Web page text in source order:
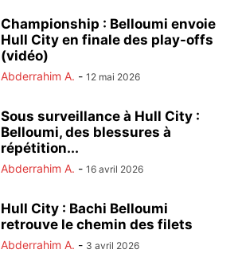
Championship : Belloumi envoie
Hull City en finale des play-offs
(vidéo)
Abderrahim A. - 12 mai 2026
Sous surveillance à Hull City :
Belloumi, des blessures à
répétition...
Abderrahim A. - 16 avril 2026
Hull City : Bachi Belloumi
retrouve le chemin des filets
Abderrahim A. - 3 avril 2026